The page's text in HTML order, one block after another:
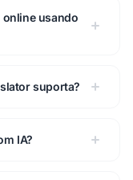
online usando
suporta?
IA?